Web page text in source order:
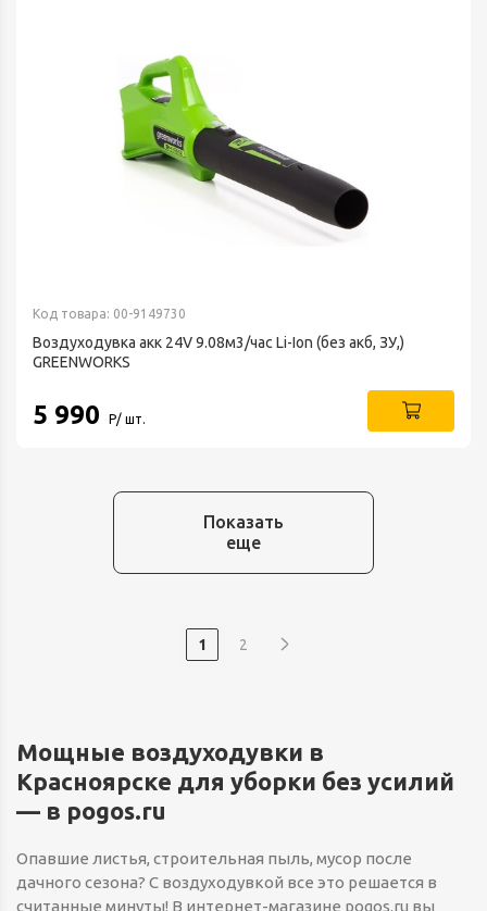
Код товара: 00-9149730
Воздуходувка акк 24V 9.08м3/час Li-Ion (без акб, ЗУ,)
GREENWORKS
5 990 Р/ шт.
Показать
еще
1 2
Мощные воздуходувки в
Красноярске для уборки без усилий
— в pogos.ru
Опавшие листья, строительная пыль, мусор после
дачного сезона? С воздуходувкой все это решается в
считанные минуты! В интернет-магазине pogos.ru вы